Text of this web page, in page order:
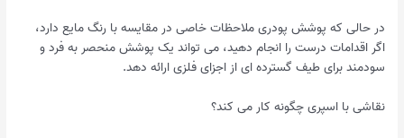
در حالی که پوشش پودری ملاحظات خاصی در مقایسه با رنگ مایع دارد،
اگر اقدامات درست را انجام دهید، می تواند یک پوشش منحصر به فرد و
سودمند برای طیف گسترده ای از اجزای فلزی ارائه دهد.
نقاشی با اسپری چگونه کار می کند؟